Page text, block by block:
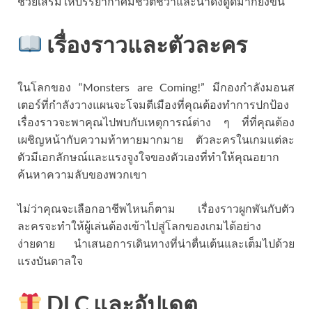
เรื่องราวและตัวละคร
ในโลกของ “Monsters are Coming!” มีกองกำลังมอนส
เตอร์ที่กำลังวางแผนจะโจมตีเมืองที่คุณต้องทำการปกป้อง
เรื่องราวจะพาคุณไปพบกับเหตุการณ์ต่าง ๆ ที่ที่คุณต้อง
เผชิญหน้ากับความท้าทายมากมาย ตัวละครในเกมแต่ละ
ตัวมีเอกลักษณ์และแรงจูงใจของตัวเองที่ทำให้คุณอยาก
ค้นหาความลับของพวกเขา
ไม่ว่าคุณจะเลือกอาชีพไหนก็ตาม เรื่องราวผูกพันกับตัว
ละครจะทำให้ผู้เล่นต้องเข้าไปสู่โลกของเกมได้อย่าง
ง่ายดาย นำเสนอการเดินทางที่น่าตื่นเต้นและเต็มไปด้วย
แรงบันดาลใจ